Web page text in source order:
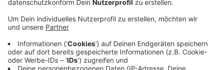
Anzeige
Mehr als 23.000 Menschen pendeln regelmäßig in die